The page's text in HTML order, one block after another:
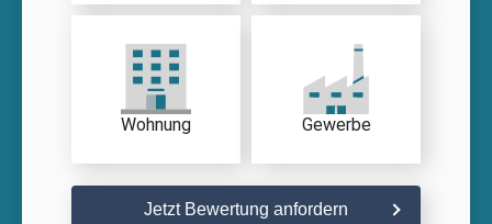
Wohnung Gewerbe
Jetzt Bewertung anfordern